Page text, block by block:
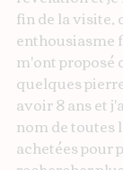
fin de la visite,
enthousiasme
m'ont proposé
quelques
avoir 8 ans et
nom de toutes
achetées pour